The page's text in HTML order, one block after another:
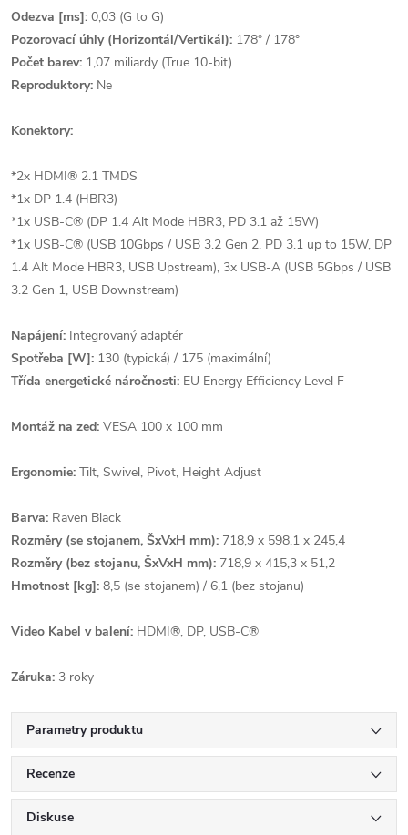
Odezva [ms]: 0,03 (G to G)
Pozorovací úhly (Horizontál/Vertikál): 178° / 178°
Počet barev: 1,07 miliardy (True 10-bit)
Reproduktory: Ne
Konektory:
*2x HDMI® 2.1 TMDS
*1x DP 1.4 (HBR3)
*1x USB-C® (DP 1.4 Alt Mode HBR3, PD 3.1 až 15W)
*1x USB-C® (USB 10Gbps / USB 3.2 Gen 2, PD 3.1 up to 15W, DP
1.4 Alt Mode HBR3, USB Upstream), 3x USB-A (USB 5Gbps / USB
3.2 Gen 1, USB Downstream)
Napájení: Integrovaný adaptér
Spotřeba [W]: 130 (typická) / 175 (maximální)
Třída energetické náročnosti: EU Energy Efficiency Level F
Montáž na zeď: VESA 100 x 100 mm
Ergonomie: Tilt, Swivel, Pivot, Height Adjust
Barva: Raven Black
Rozměry (se stojanem, ŠxVxH mm): 718,9 x 598,1 x 245,4
Rozměry (bez stojanu, ŠxVxH mm): 718,9 x 415,3 x 51,2
Hmotnost [kg]: 8,5 (se stojanem) / 6,1 (bez stojanu)
Video Kabel v balení: HDMI®, DP, USB-C®
Záruka: 3 roky
Parametry produktu
Recenze
Diskuse